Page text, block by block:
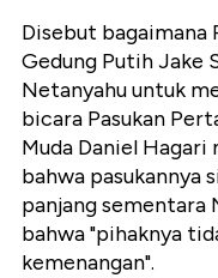
Disebut bagaimana
Gedung Putih Jake
Netanyahu untuk
bicara Pasukan
Muda Daniel Hagari
bahwa pasukannya
panjang sementara
bahwa "pihaknya
kemenangan".